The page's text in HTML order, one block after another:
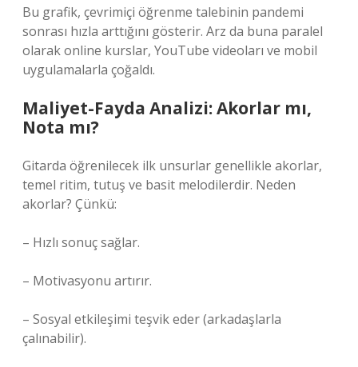
Bu grafik, çevrimiçi öğrenme talebinin pandemi
sonrası hızla arttığını gösterir. Arz da buna paralel
olarak online kurslar, YouTube videoları ve mobil
uygulamalarla çoğaldı.
Maliyet-Fayda Analizi: Akorlar mı,
Nota mı?
Gitarda öğrenilecek ilk unsurlar genellikle akorlar,
temel ritim, tutuş ve basit melodilerdir. Neden
akorlar? Çünkü:
– Hızlı sonuç sağlar.
– Motivasyonu artırır.
– Sosyal etkileşimi teşvik eder (arkadaşlarla
çalınabilir).